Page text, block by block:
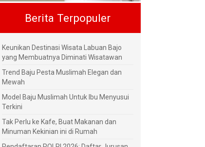
Berita Terpopuler
Keunikan Destinasi Wisata Labuan Bajo
yang Membuatnya Diminati Wisatawan
Trend Baju Pesta Muslimah Elegan dan
Mewah
Model Baju Muslimah Untuk Ibu Menyusui
Terkini
Tak Perlu ke Kafe, Buat Makanan dan
Minuman Kekinian ini di Rumah